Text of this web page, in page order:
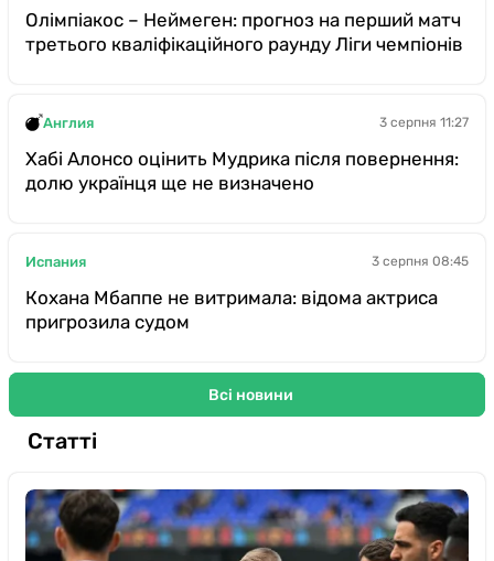
Олімпіакос – Неймеген: прогноз на перший матч
третього кваліфікаційного раунду Ліги чемпіонів
Англия 3 серпня 11:27
Хабі Алонсо оцінить Мудрика після повернення:
долю українця ще не визначено
Испания 3 серпня 08:45
Кохана Мбаппе не витримала: відома актриса
пригрозила судом
Всі новини
Статті